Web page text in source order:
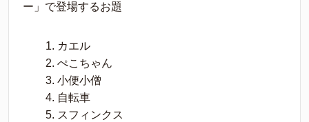
ー」で登場するお題
カエル
ぺこちゃん
小便小僧
自転車
スフィンクス